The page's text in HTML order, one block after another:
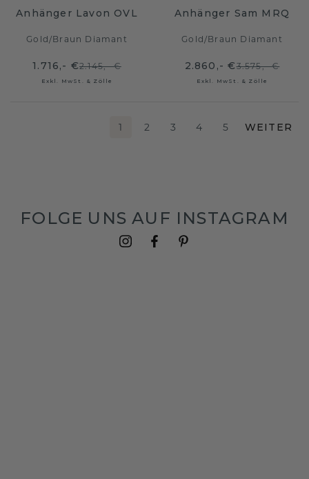
Anhänger Lavon OVL
Gold/Braun Diamant
1.716,- €2.145,- €
Exkl. MwSt. & Zölle
Anhänger Sam MRQ
Gold/Braun Diamant
2.860,- €3.575,- €
Exkl. MwSt. & Zölle
1 2 3 4 5 WEITER
FOLGE UNS AUF INSTAGRAM